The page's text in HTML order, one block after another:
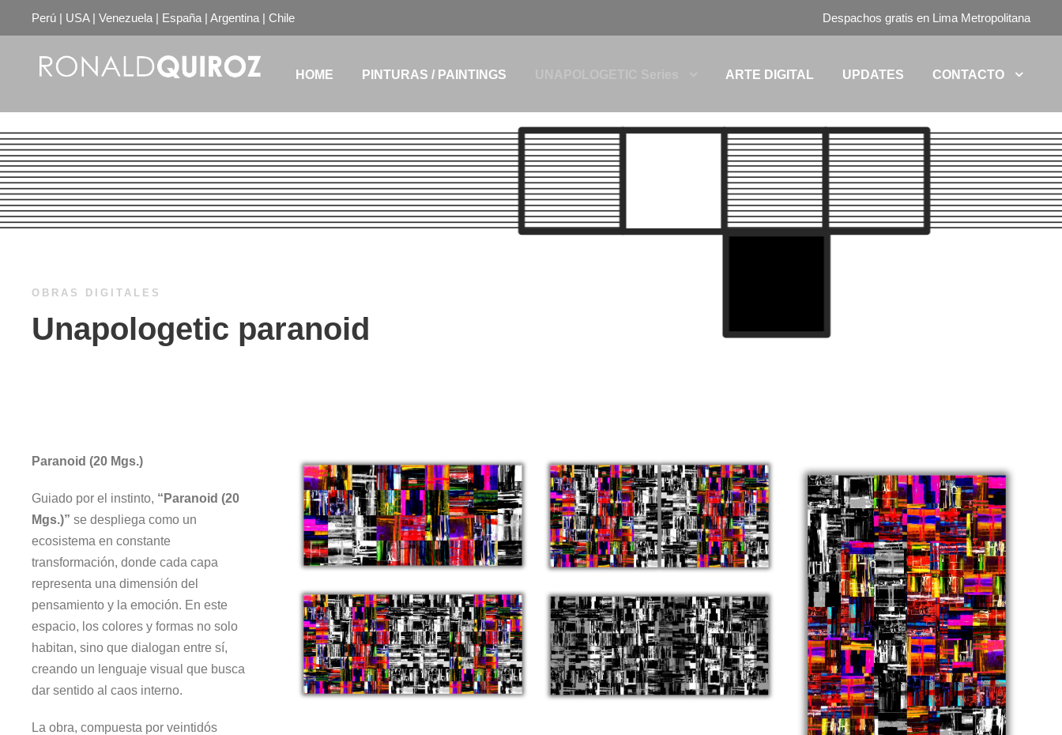
Perú | USA | Venezuela | España | Argentina | Chile Despachos gratis en Lima Metropolitana
HOME PINTURAS / PAINTINGS ARTE DIGITAL UPDATES CONTACTO
OBRAS DIGITALES
Unapologetic paranoid
Paranoid (20 Mgs.)
Guiado por el instinto, “Paranoid (20
Mgs.)” se despliega como un
ecosistema en constante
transformación, donde cada capa
representa una dimensión del
pensamiento y la emoción. En este
espacio, los colores y formas no solo
habitan, sino que dialogan entre sí,
creando un lenguaje visual que busca
dar sentido al caos interno.
La obra, compuesta por veintidós